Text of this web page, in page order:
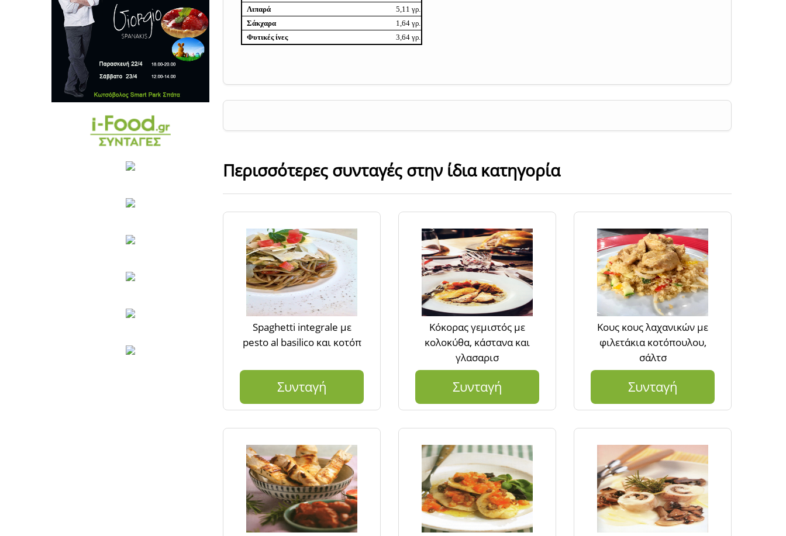
Λιπαρά
5,11 γρ.
Σάκχαρα
1,64 γρ.
Φυτικές ίνες
3,64 γρ.
Περισσότερες συνταγές στην ίδια κατηγορία
Spaghetti integrale με
pesto al basilico και κοτόπ
Συνταγή
Κόκορας γεμιστός με
κολοκύθα, κάστανα και
γλασαρισ
Συνταγή
Κους κους λαχανικών με
φιλετάκια κοτόπουλου,
σάλτσ
Συνταγή